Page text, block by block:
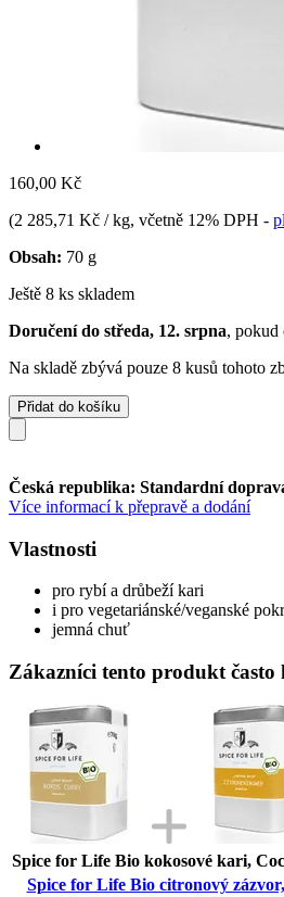
160,00 Kč
(2 285,71 Kč / kg, včetně 12% DPH -
Obsah: 70 g
Ještě 8 ks skladem
Doručení do středa, 12. srpna, pokud
Na skladě zbývá pouze 8 kusů tohoto
Přidat do košíku
Česká republika: Standardní
Více informací k přepravě a dodání
Vlastnosti
pro rybí a drůbeží kari
i pro vegetariánské/veganské
jemná chuť
Zákazníci tento produkt
Spice for Life Bio kokosové kari,
Spice for Life Bio citronový